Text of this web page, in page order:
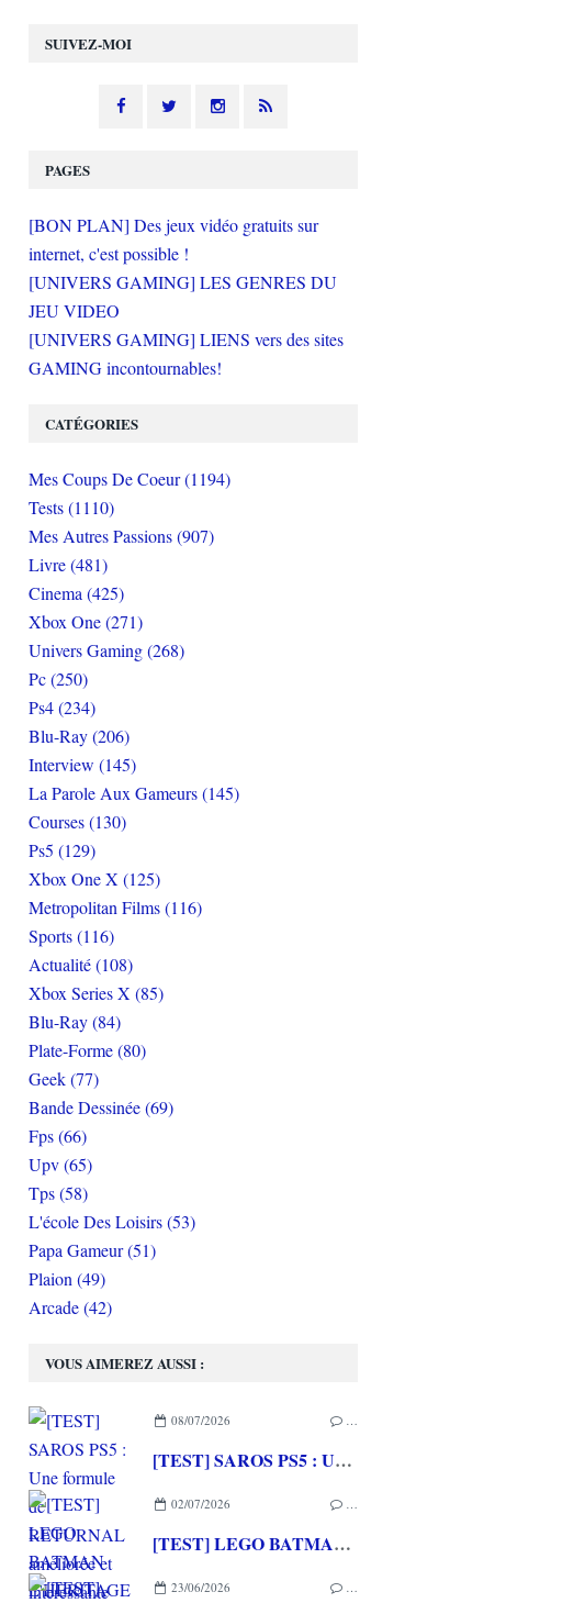
SUIVEZ-MOI
VOUS AIMEREZ AUSSI :
08/07/2026 …
[TEST] SAROS PS5 : Une formule de RETURNAL améliorée et interessante
02/07/2026 …
[TEST] LEGO BATMAN L'HERITAGE DU CHEVALIER NOIR XBOX SERIES X : C'est Batman Arkham City en LEGO!
23/06/2026 …
PAGES
[BON PLAN] Des jeux vidéo gratuits sur
internet, c'est possible !
[UNIVERS GAMING] LES GENRES DU
JEU VIDEO
[UNIVERS GAMING] LIENS vers des sites
GAMING incontournables!
CATÉGORIES
Mes Coups De Coeur (1194)
Tests (1110)
Mes Autres Passions (907)
Livre (481)
Cinema (425)
Xbox One (271)
Univers Gaming (268)
Pc (250)
Ps4 (234)
Blu-Ray (206)
Interview (145)
La Parole Aux Gameurs (145)
Courses (130)
Ps5 (129)
Xbox One X (125)
Metropolitan Films (116)
Sports (116)
Actualité (108)
Xbox Series X (85)
Blu-Ray (84)
Plate-Forme (80)
Geek (77)
Bande Dessinée (69)
Fps (66)
Upv (65)
Tps (58)
L'école Des Loisirs (53)
Papa Gameur (51)
Plaion (49)
Arcade (42)